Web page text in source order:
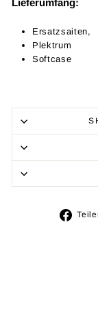
Lieferumfang:
Ersatzsaiten,
Plektrum
Softcase